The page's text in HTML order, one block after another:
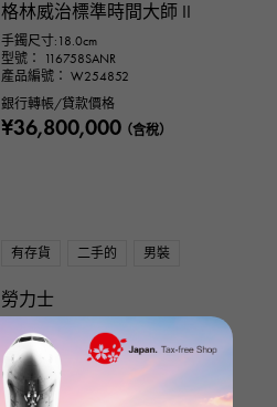
格林威治標準時間大師 II
手鐲尺寸:18.0cm
型號： 116758SANR
產品編號： W254852
銀行轉帳/貸款價格
¥36,800,000（含稅）
有存貨 二手的 男裝
勞力士
格林威治標準時間大師 II
手鐲尺寸:18.0cm
型號： 126755SARU
產品編號： W234755